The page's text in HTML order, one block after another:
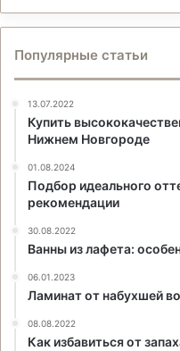
Популярные статьи
13.07.2022
Купить
Нижнем Новгороде
01.08.2024
Подбор идеального
рекомендации
30.08.2022
Ванны из лафета:
06.01.2023
Ламинат от набухшей
08.08.2022
Как избавиться от